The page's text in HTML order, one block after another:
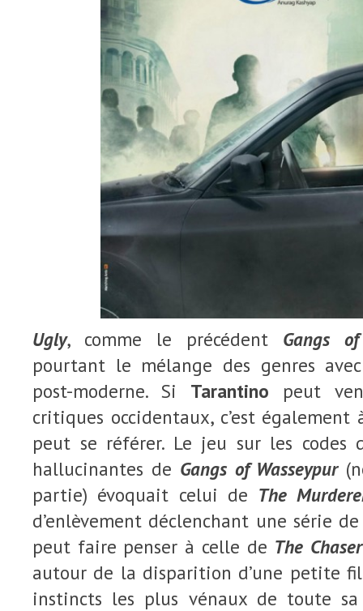
Ugly, comme le précédent Gangs
pourtant le mélange des genres
post-moderne. Si Tarantino peut
critiques occidentaux, c’est également
peut se référer. Le jeu sur les codes
hallucinantes de Gangs of Wasseypur
partie) évoquait celui de The
d’enlèvement déclenchant une série
peut faire penser à celle de The Chaser
autour de la disparition d’une petite
instincts les plus vénaux de toute